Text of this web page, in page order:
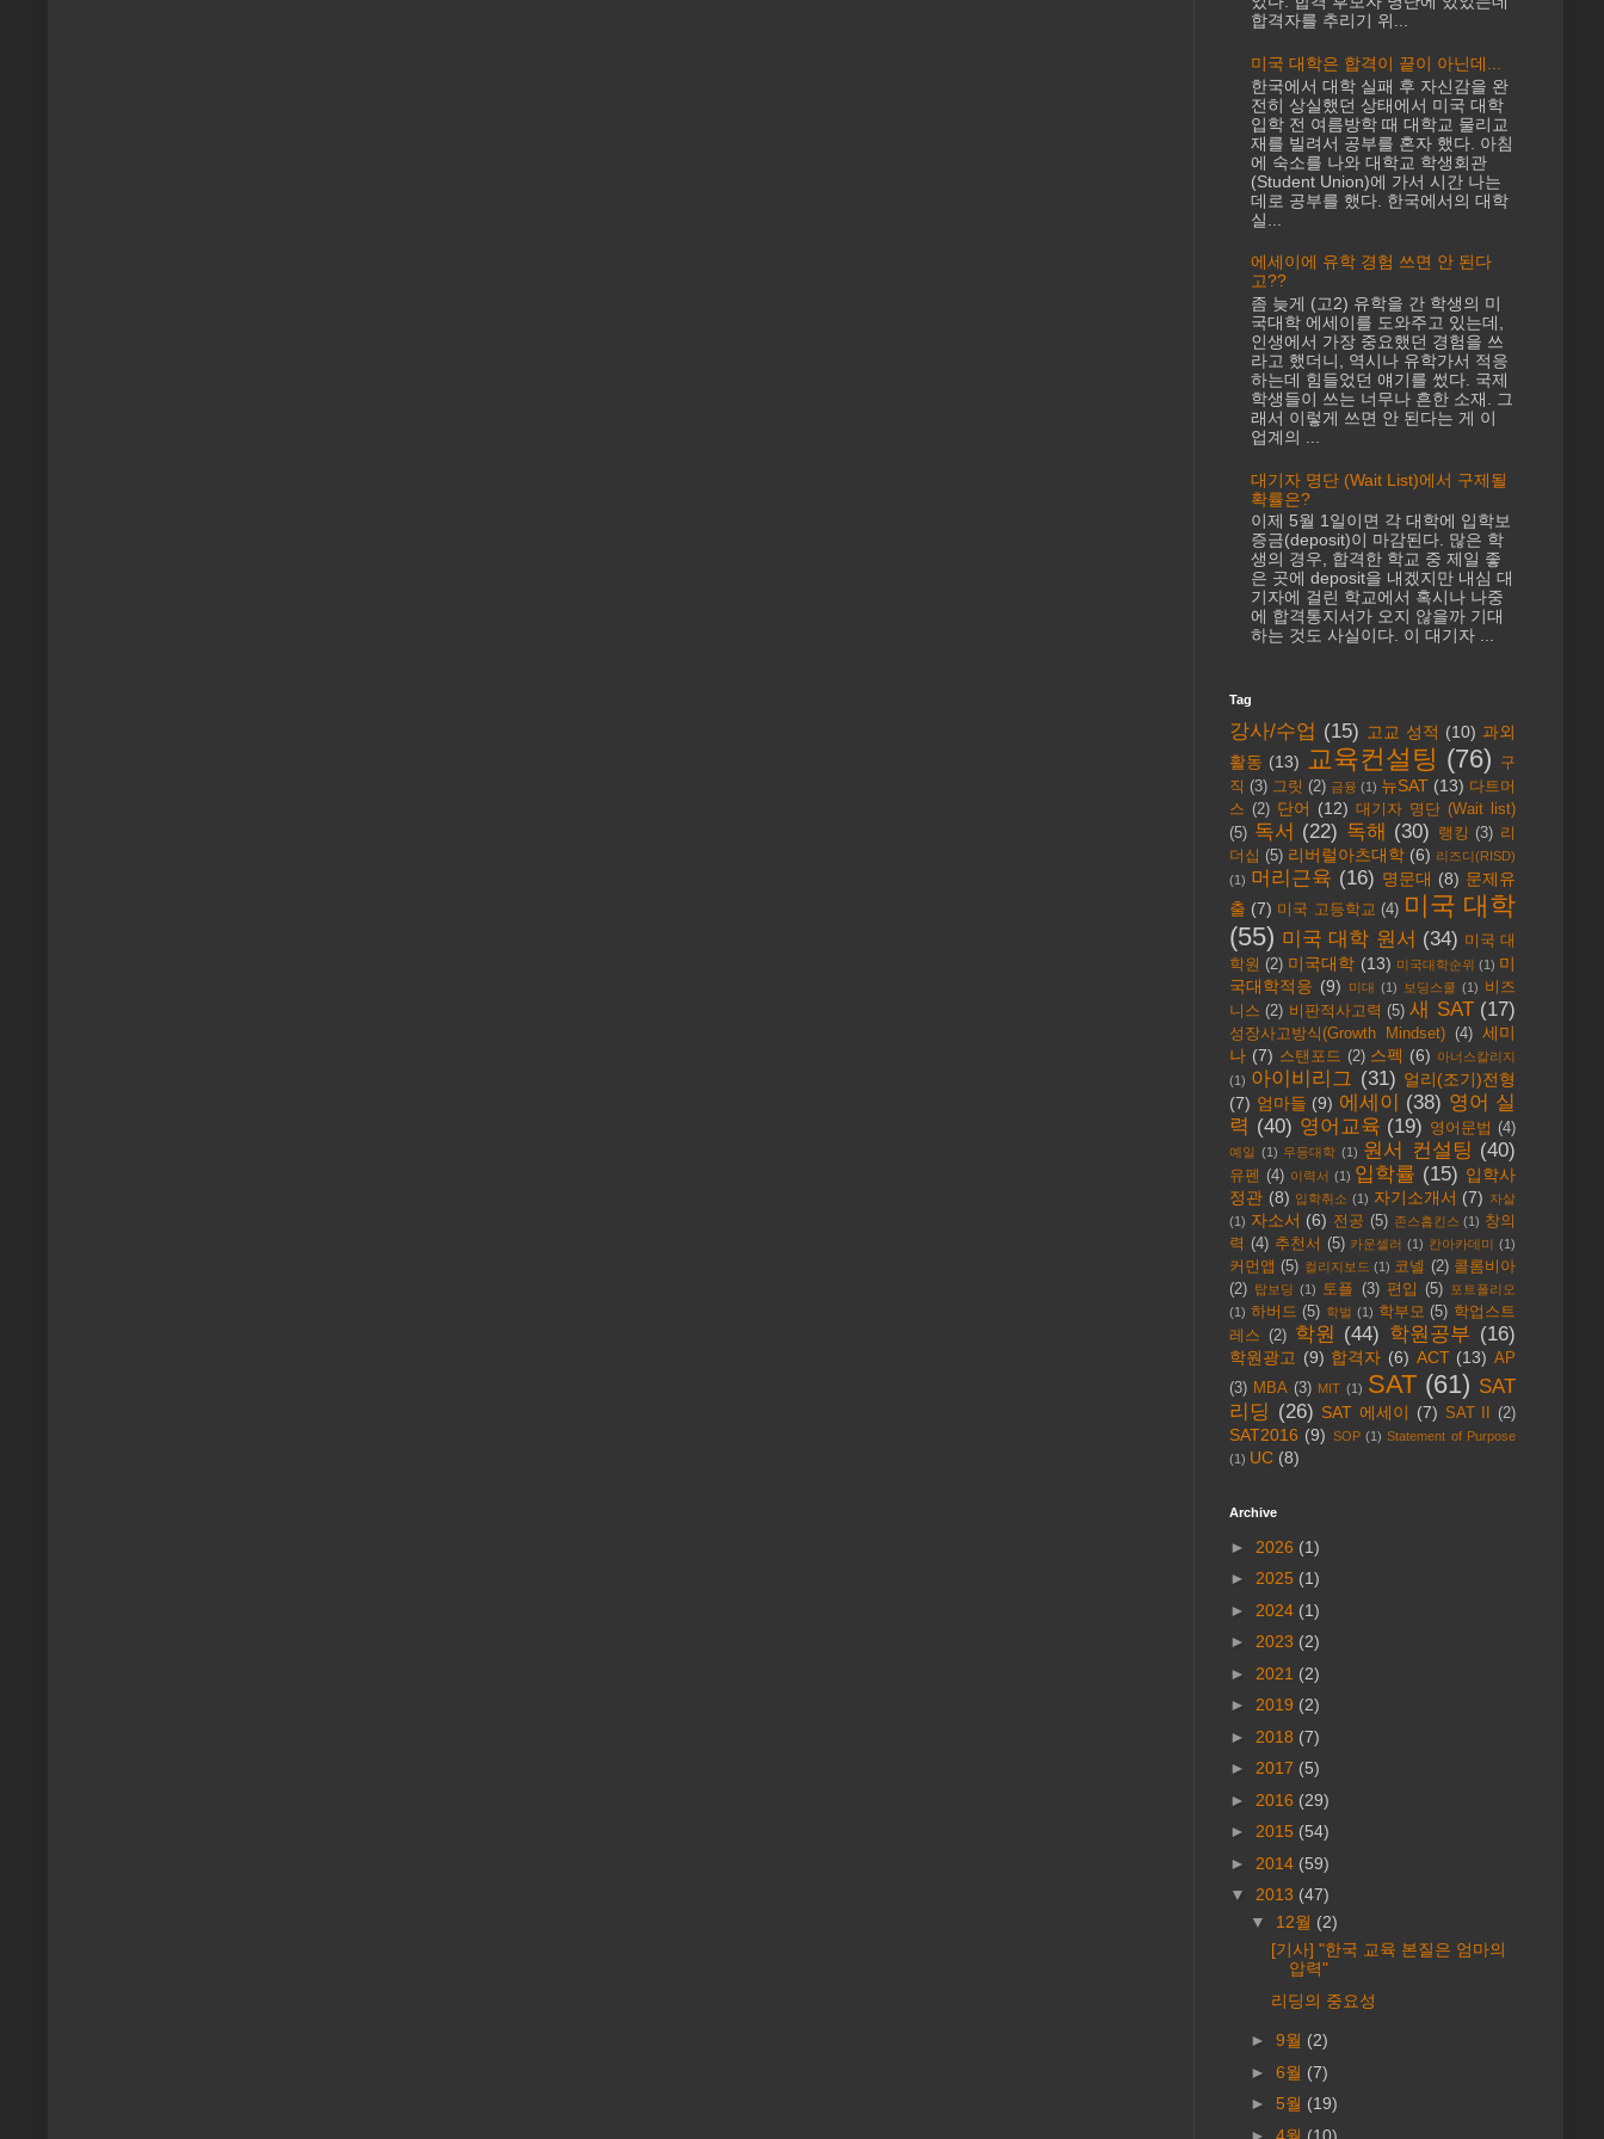
합격자를 추리기 위...
미국 대학은 합격이 끝이 아닌데...
한국에서 대학 실패 후 자신감을 완
전히 상실했던 상태에서 미국 대학
입학 전 여름방학 때 대학교 물리교
재를 빌려서 공부를 혼자 했다. 아침
에 숙소를 나와 대학교 학생회관
(Student Union)에 가서 시간 나는
데로 공부를 했다. 한국에서의 대학
실...
에세이에 유학 경험 쓰면 안 된다
고??
좀 늦게 (고2) 유학을 간 학생의 미
국대학 에세이를 도와주고 있는데,
인생에서 가장 중요했던 경험을 쓰
라고 했더니, 역시나 유학가서 적응
하는데 힘들었던 얘기를 썼다. 국제
학생들이 쓰는 너무나 흔한 소재. 그
래서 이렇게 쓰면 안 된다는 게 이
업계의 ...
대기자 명단 (Wait List)에서 구제될
확률은?
이제 5월 1일이면 각 대학에 입학보
증금(deposit)이 마감된다. 많은 학
생의 경우, 합격한 학교 중 제일 좋
은 곳에 deposit을 내겠지만 내심 대
기자에 걸린 학교에서 혹시나 나중
에 합격통지서가 오지 않을까 기대
하는 것도 사실이다. 이 대기자 ...
Tag
강사/수업 (15) 고교 성적 (10) 과외
활동 (13) 교육컨설팅 (76)
구
직 (3) 그릿 (2) 금융 (1) 뉴SAT (13) 다트머
스 (2) 단어 (12) 대기자 명단 (Wait list)
(5) 독서 (22) 독해 (30) 랭킹 (3) 리
더십 (5) 리버럴아츠대학 (6) 리즈디(RISD)
(1) 머리근육 (16) 명문대 (8) 문제유
출 (7) 미국 고등학교 (4) 미국 대학
(55) 미국 대학 원서 (34) 미국 대
학원 (2) 미국대학 (13) 미국대학순위 (1) 미
국대학적응 (9) 미대 (1) 보딩스쿨 (1) 비즈
니스 (2) 비판적사고력 (5) 새 SAT (17)
성장사고방식(Growth Mindset) (4) 세미
나 (7) 스탠포드 (2) 스펙 (6) 아너스칼리지
(1) 아이비리그 (31) 얼리(조기)전형
(7) 엄마들 (9) 에세이 (38) 영어 실
력 (40) 영어교육 (19) 영어문법 (4)
예일 (1) 우등대학 (1) 원서 컨설팅 (40)
유펜 (4) 이력서 (1) 입학률 (15) 입학사
정관 (8) 입학취소 (1) 자기소개서 (7) 자살
(1) 자소서 (6) 전공 (5) 존스홉킨스 (1) 창의
력 (4) 추천서 (5) 카운셀러 (1) 칸아카데미 (1)
커먼앱 (5) 컬리지보드 (1) 코넬 (2) 콜롬비아
(2) 탑보딩 (1) 토플 (3) 편입 (5) 포트폴리오
(1) 하버드 (5) 학벌 (1) 학부모 (5) 학업스트
레스
(2) 학원 (44) 학원공부 (16)
학원광고 (9) 합격자 (6) ACT (13) AP
(3) MBA (3) MIT (1) SAT (61) SAT
리딩 (26) SAT 에세이 (7) SAT II (2)
SAT2016 (9) SOP (1) Statement of Purpose
(1) UC (8)
Archive
► 2026 (1)
► 2025 (1)
► 2024 (1)
► 2023 (2)
► 2021 (2)
► 2019 (2)
► 2018 (7)
► 2017 (5)
► 2016 (29)
► 2015 (54)
► 2014 (59)
▼ 2013 (47)
▼ 12월 (2)
[기사] "한국 교육 본질은 엄마의
압력"
리딩의 중요성
► 9월 (2)
► 6월 (7)
► 5월 (19)
► 4월 (10)